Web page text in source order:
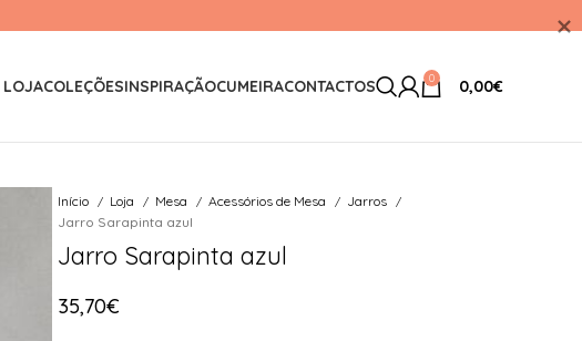
LOJACOLEÇÕESINSPIRAÇÃOCUMEIRACONTACTOS 0 0,00€
Início Loja Mesa Acessórios de Mesa
Jarros
Jarro Sarapinta azul
Jarro Sarapinta azul
35,70€